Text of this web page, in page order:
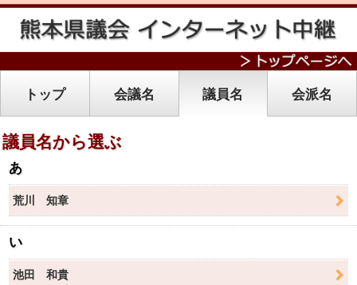
トップ 会議名 議員名 会派名
議員名から選ぶ
あ
荒川 知章
い
池田 和貴